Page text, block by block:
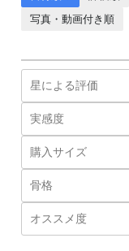
写真・動画付き順